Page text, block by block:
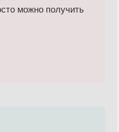
можно получить